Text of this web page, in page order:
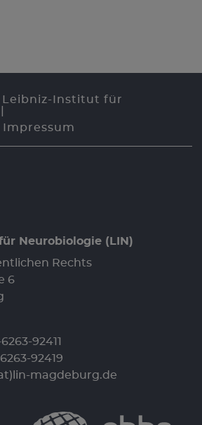
Leibniz-Institut für
Impressum
Neurobiologie (LIN)
Rechts
6
92411
92419
magdeburg.de